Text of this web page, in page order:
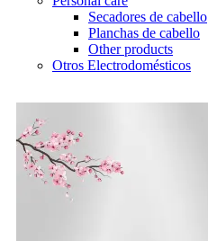
Secadores de cabello
Planchas de cabello
Other products
Otros Electrodomésticos